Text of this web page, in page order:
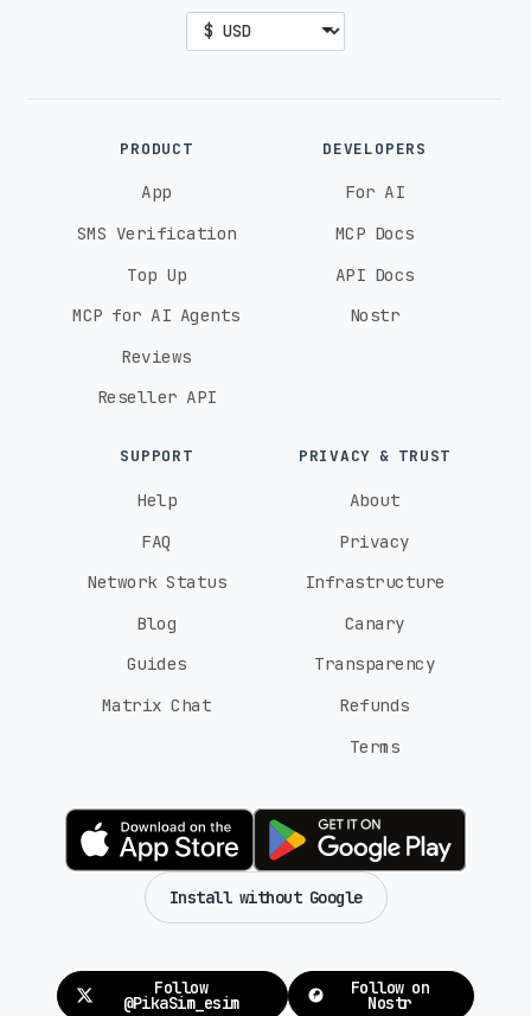
PRODUCT
App
SMS Verification
Top Up
MCP for AI Agents
Reviews
Reseller API
DEVELOPERS
For AI
MCP Docs
API Docs
Nostr
SUPPORT
Help
FAQ
Network Status
Blog
Guides
Matrix Chat
PRIVACY & TRUST
About
Privacy
Infrastructure
Canary
Transparency
Refunds
Terms
Install without Google
Follow
@PikaSim_esim
Follow on
Nostr